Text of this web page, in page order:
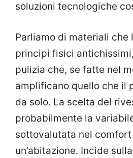
soluzioni tecnologiche
Parliamo di materiali che
principi fisici
pulizia che, se fatte nel
amplificano quello che il
da solo. La scelta del
probabilmente la
sottovalutata nel
un’abitazione. Incide